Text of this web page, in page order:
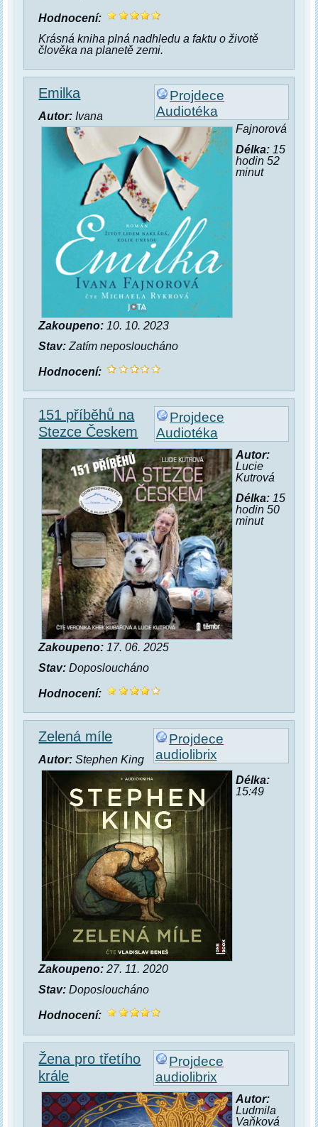
Hodnocení:
Krásná kniha plná nadhledu a faktu o životě
člověka na planetě zemi.
Projdece
Audiotéka
Emilka
Autor: Ivana
Fajnorová
Délka:15
hodin 52
minut
Zakoupeno: 10. 10. 2023
Stav: Zatím neposloucháno
Hodnocení:
Projdece
Audiotéka
151 příběhů na
Stezce Českem
Autor:
Lucie
Kutrová
Délka:15
hodin 50
minut
Zakoupeno: 17. 06. 2025
Stav: Doposloucháno
Hodnocení:
Projdece
audiolibrix
Zelená míle
Autor: Stephen King
Délka:
15:49
Zakoupeno: 27. 11. 2020
Stav: Doposloucháno
Hodnocení:
Projdece
audiolibrix
Žena pro třetího
krále
Autor:
Ludmila
Vaňková